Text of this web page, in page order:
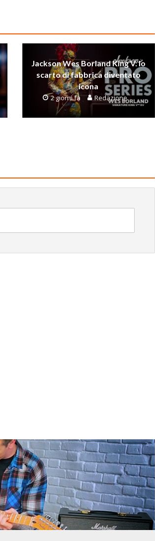
Jackson Wes Borland King V: lo
scarto di fabbrica diventato
icona
2 giorni fa Redazione